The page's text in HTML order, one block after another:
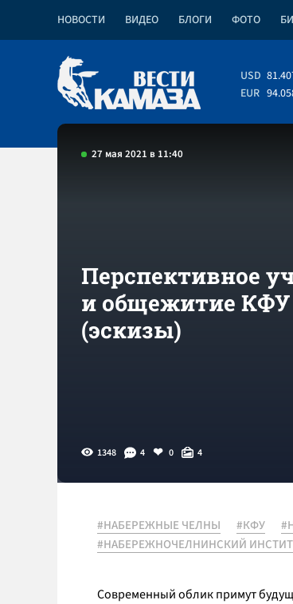
НОВОСТИ ВИДЕО БЛОГИ ФОТО
USD
EUR
27 мая 2021 в 11:40
Перспективное
и общежитие КФУ
(эскизы)
1348 4 0 4
#НАБЕРЕЖНЫЕ ЧЕЛНЫ #КФУ
#НАБЕРЕЖНОЧЕЛНИНСКИЙ
Современный облик примут